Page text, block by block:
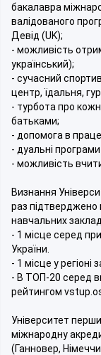
бакалавра
валідованого
Девід (UK);
- можливість
український);
- сучасний
центр, їдальня,
- турбота про
батьками;
- допомога в
- дуальні
- можливість
Визнання
раз
навчальних
- 1 місце серед
України.
- 1 місце у
- В ТОП-20 серед
рейтингом
Університет
міжнародну
(Ганновер,